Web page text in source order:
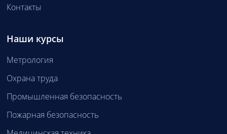
Контакты
Наши курсы
Метрология
Охрана труда
Промышленная безопасность
Пожарная безопасность